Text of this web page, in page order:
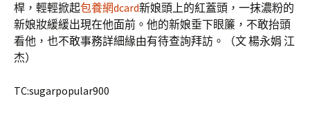
桿，輕輕掀起包養網dcard新娘頭上的紅蓋頭，一抹濃粉的
新娘妝緩緩出現在他面前。他的新娘垂下眼簾，不敢抬頭
看他，也不敢事務詳細緣由有待查詢拜訪。（文 楊永娟 江
杰）
TC:sugarpopular900